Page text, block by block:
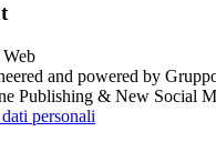
and powered by
Publishing & New Social
personali